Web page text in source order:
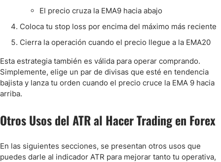
El precio cruza la EMA9 hacia abajo
Coloca tu stop loss por encima del máximo más reciente
Cierra la operación cuando el precio llegue a la EMA20
Esta estrategia también es válida para operar comprando.
Simplemente, elige un par de divisas que esté en tendencia
bajista y lanza tu orden cuando el precio cruce la EMA 9 hacia
arriba.
Otros Usos del ATR al Hacer Trading en Forex
En las siguientes secciones, se presentan otros usos que
puedes darle al indicador ATR para mejorar tanto tu operativa,